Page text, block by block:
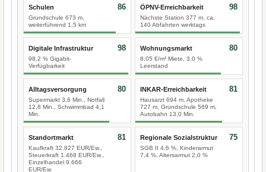
Schulen
Grundschule 673 m,
weiterführend 1,5 km
86 ÖPNV-Erreichbarkeit
Nächste Station 377 m, ca.
140 Abfahrten werktags
98
Digitale Infrastruktur
98,2 % Gigabit-
Verfügbarkeit
98 Wohnungsmarkt
8,05 €/m² Miete, 3,0 %
Leerstand
80
Alltagsversorgung
Supermarkt 3,6 Min., Notfall
12,8 Min., Schwimmbad 4,1
Min.
80 INKAR-Erreichbarkeit
Hausarzt 694 m, Apotheke
727 m, Grundschule 569 m,
Autobahn 13,0 Min.
81
Standortmarkt
Kaufkraft 32.827 EUR/Ew.,
Steuerkraft 1.468 EUR/Ew.,
Einzelhandel 9.666
EUR/Ew.
81 Regionale Sozialstruktur
SGB II 4,6 %, Kinderarmut
7,4 %, Altersarmut 2,0 %
75